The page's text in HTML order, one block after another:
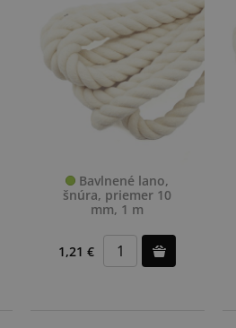
Bavlnené lano,
šnúra, priemer 10
mm, 1 m
1,21 €